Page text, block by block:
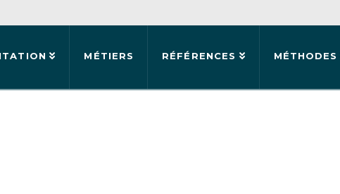
MÉTIERS RÉFÉRENCES MÉTHODES